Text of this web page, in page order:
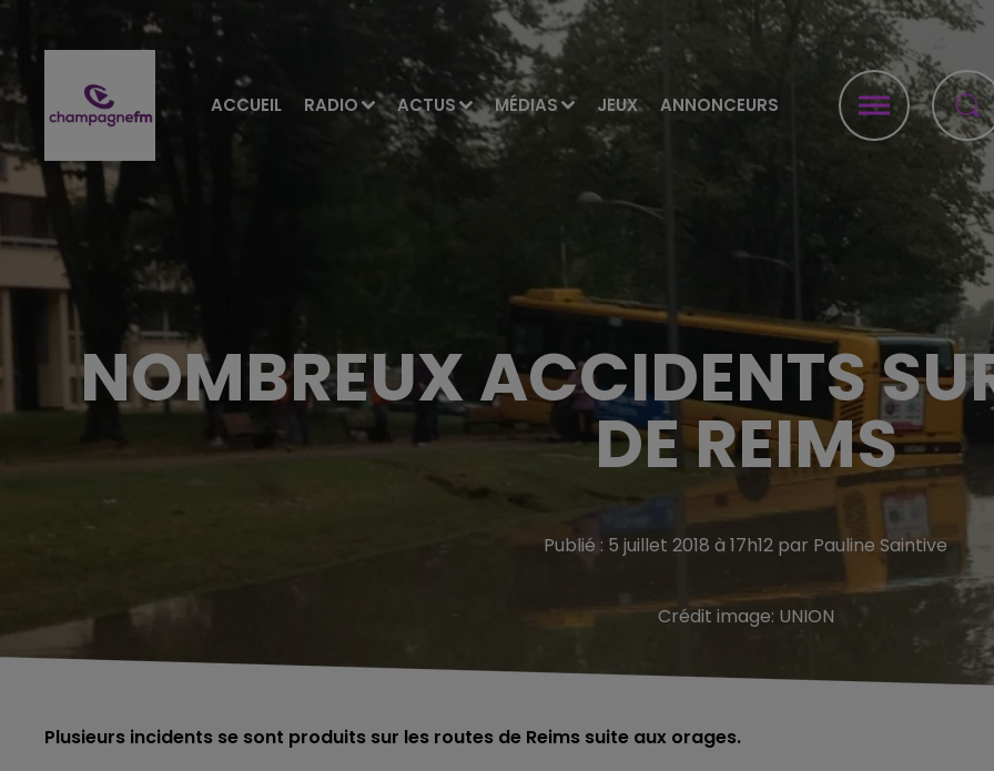
ACCUEIL RADIO ACTUS MÉDIAS JEUX ANNONCEURS
NOMBREUX ACCIDENTS
DE REIMS
Publié : 5 juillet 2018 à 17h12 par Pauline Saintive
Crédit image: UNION
Plusieurs incidents se sont produits sur les routes de Reims suite aux orages.